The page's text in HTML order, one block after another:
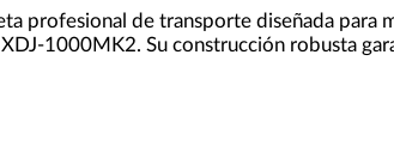
profesional de transporte diseñada para
1000MK2. Su construcción robusta